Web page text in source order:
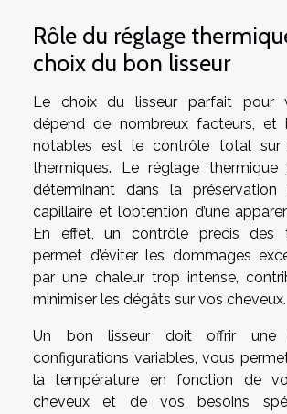
Rôle du réglage
choix du bon lisseur
Le choix du lisseur parfait pour
dépend de nombreux facteurs, et
notables est le contrôle total sur
thermiques. Le réglage
déterminant dans la
capillaire et l’obtention d’une
En effet, un contrôle précis des
permet d’éviter les dommages
par une chaleur trop intense,
minimiser les dégâts sur vos cheveux.
Un bon lisseur doit offrir une
configurations variables, vous
la température en fonction de
cheveux et de vos besoins